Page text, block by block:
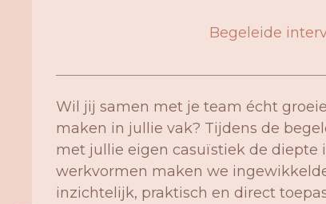
Begeleide
Wil jij samen met je team écht
maken in jullie vak? Tijdens de
met jullie eigen casuïstiek de diepte
werkvormen maken we
inzichtelijk, praktisch en direct